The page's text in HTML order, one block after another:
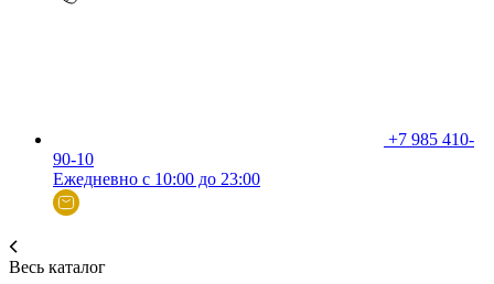
+7 985 410-
90-10
Ежедневно с 10:00 до 23:00
Весь каталог